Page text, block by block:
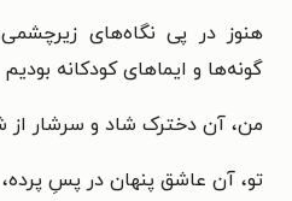
هنوز در پی نگاه‌های
گونه‌ها و ایماهای کودکانه بودیم
من، آن دخترک شاد و سرشار از
تو، آن عاشق پنهان در پسِ پرده،